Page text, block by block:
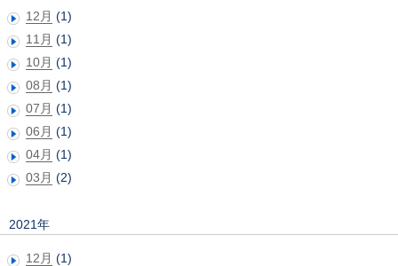
12月 (1)
11月 (1)
10月 (1)
08月 (1)
07月 (1)
06月 (1)
04月 (1)
03月 (2)
2021年
12月 (1)